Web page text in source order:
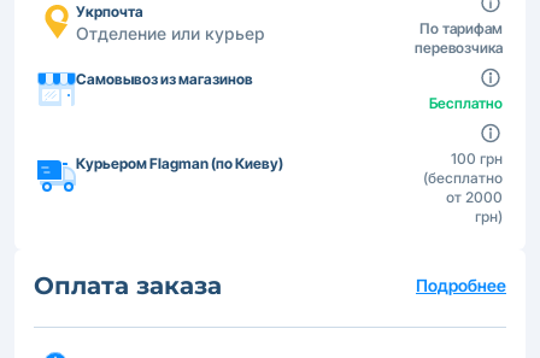
Укрпочта
Отделение или курьер
По тарифам
перевозчика
Самовывоз из магазинов
Бесплатно
Курьером Flagman (по Киеву)
100 грн
(бесплатно
от 2000
грн)
Оплата заказа Подробнее